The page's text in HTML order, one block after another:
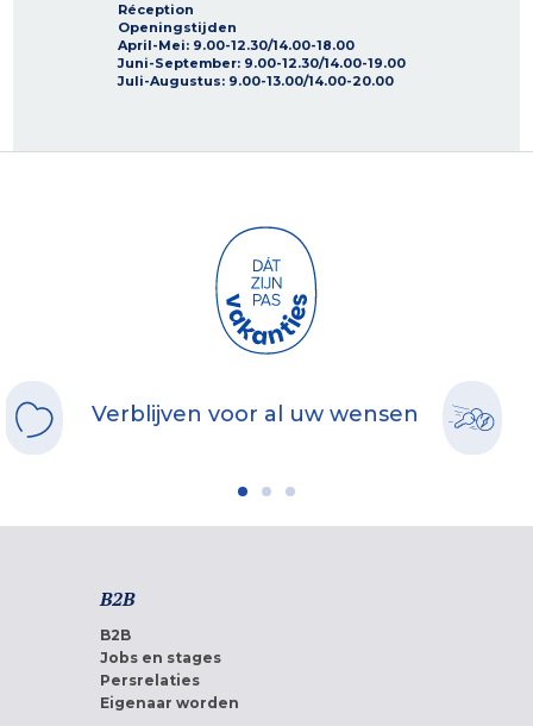
Réception
Openingstijden
April-Mei: 9.00-12.30/14.00-18.00
Juni-September: 9.00-12.30/14.00-19.00
Juli-Augustus: 9.00-13.00/14.00-20.00
Verblijven voor al uw wensen
B2B
B2B
Jobs en stages
Persrelaties
Eigenaar worden